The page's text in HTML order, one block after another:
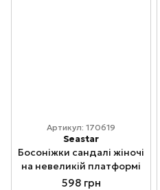
Артикул: 170619
Seastar
Босоніжки сандалі жіночі
на невеликій платформі
598 грн